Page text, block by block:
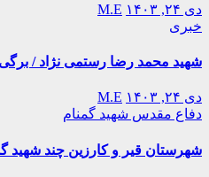
دی ۲۴, ۱۴۰۳
M.E
خبری
شهید محمد رضا رستمی نژاد / برگی
دی ۲۴, ۱۴۰۳
M.E
دفاع مقدس شهید گمنام
شهرستان قیر و کارزین چند شهید